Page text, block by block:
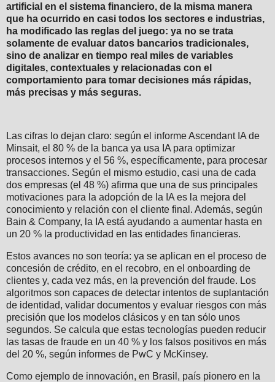
artificial en el sistema financiero, de la misma manera
que ha ocurrido en casi todos los sectores e industrias,
ha modificado las reglas del juego: ya no se trata
solamente de evaluar datos bancarios tradicionales,
sino de analizar en tiempo real miles de variables
digitales, contextuales y relacionadas con el
comportamiento para tomar decisiones más rápidas,
más precisas y más seguras.
Las cifras lo dejan claro: según el informe Ascendant IA de
Minsait, el 80 % de la banca ya usa IA para optimizar
procesos internos y el 56 %, específicamente, para procesar
transacciones. Según el mismo estudio, casi una de cada
dos empresas (el 48 %) afirma que una de sus principales
motivaciones para la adopción de la IA es la mejora del
conocimiento y relación con el cliente final. Además, según
Bain & Company, la IA está ayudando a aumentar hasta en
un 20 % la productividad en las entidades financieras.
Estos avances no son teoría: ya se aplican en el proceso de
concesión de crédito, en el recobro, en el onboarding de
clientes y, cada vez más, en la prevención del fraude. Los
algoritmos son capaces de detectar intentos de suplantación
de identidad, validar documentos y evaluar riesgos con más
precisión que los modelos clásicos y en tan sólo unos
segundos. Se calcula que estas tecnologías pueden reducir
las tasas de fraude en un 40 % y los falsos positivos en más
del 20 %, según informes de PwC y McKinsey.
Como ejemplo de innovación, en Brasil, país pionero en la